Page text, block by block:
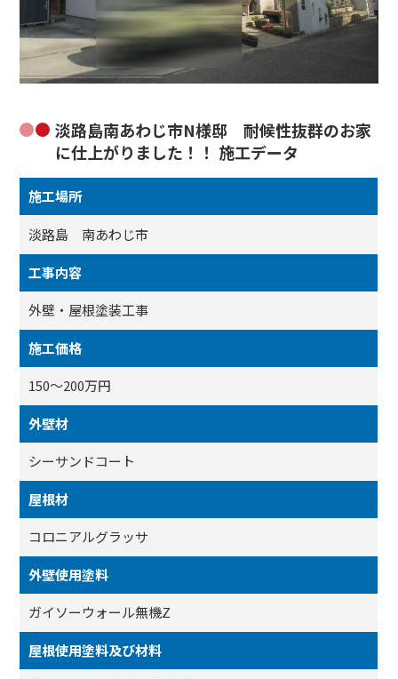
淡路島南あわじ市N様邸 耐候性抜群のお家
に仕上がりました！！ 施工データ
施工場所
淡路島 南あわじ市
工事内容
外壁・屋根塗装工事
施工価格
150～200万円
外壁材
シーサンドコート
屋根材
コロニアルグラッサ
外壁使用塗料
ガイソーウォール無機Z
屋根使用塗料及び材料